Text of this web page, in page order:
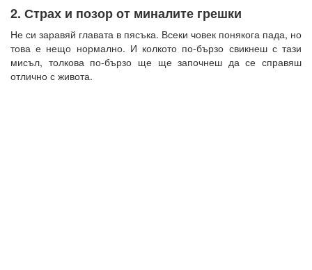
2. Страх и позор от миналите грешки
Не си заравяй главата в пясъка. Всеки човек понякога пада, но
това е нещо нормално. И колкото по-бързо свикнеш с тази
мисъл, толкова по-бързо ще ще започнеш да се справяш
отлично с живота.